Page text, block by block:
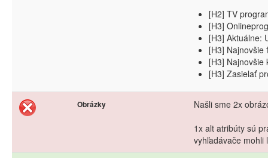
[H2] TV
[H3]
[H3] Aktuálne:
[H3] Najnovšie
[H3] Najnovšie
[H3] Zasielať
Obrázky
Našli sme 2x
1x alt atribúty sú
vyhľadávače mohli